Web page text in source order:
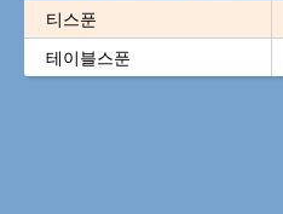
티스푼
테이블스푼